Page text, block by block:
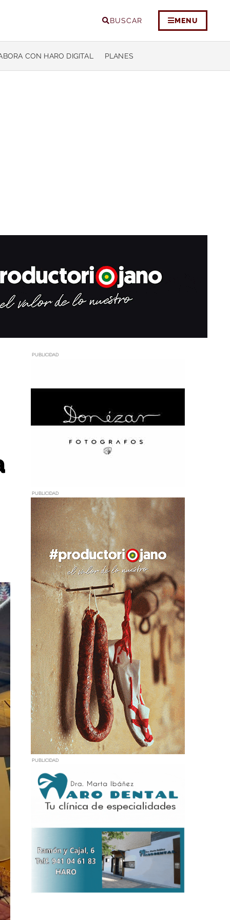
BUSCAR MENU
CON HARO DIGITAL PLANES
PUBLICIDAD
PUBLICIDAD
PUBLICIDAD